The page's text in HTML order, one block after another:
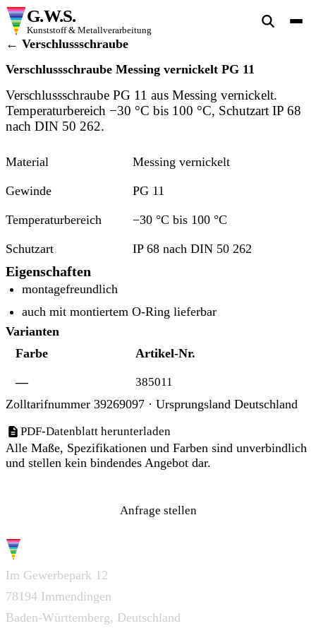
G.W.S.
Kunststoff & Metallverarbeitung
← Verschlussschraube
Verschlussschraube Messing vernickelt PG 11
Verschlussschraube PG 11 aus Messing vernickelt.
Temperaturbereich −30 °C bis 100 °C, Schutzart IP 68
nach DIN 50 262.
Material Messing vernickelt
Gewinde PG 11
Temperaturbereich −30 °C bis 100 °C
Schutzart IP 68 nach DIN 50 262
Eigenschaften
montagefreundlich
auch mit montiertem O-Ring lieferbar
Varianten
Farbe
Artikel-Nr.
— 385011
Zolltarifnummer 39269097 · Ursprungsland Deutschland
PDF-Datenblatt herunterladen
Alle Maße, Spezifikationen und Farben sind unverbindlich
und stellen kein bindendes Angebot dar.
Anfrage stellen
Im Gewerbepark 12
78194 Immendingen
Baden-Württemberg, Deutschland